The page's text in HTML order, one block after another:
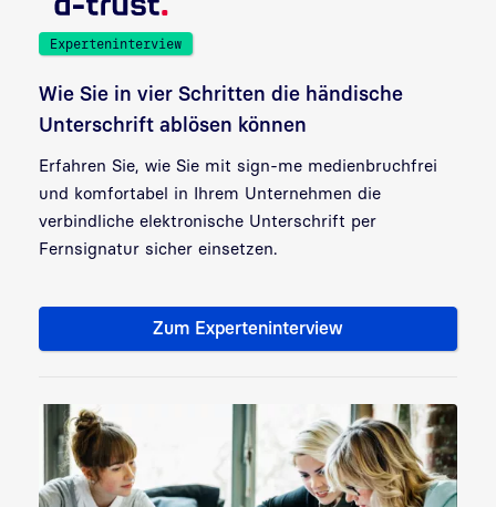
Experteninterview
Wie Sie in vier Schritten die händische
Unterschrift ablösen können
Erfahren Sie, wie Sie mit sign-me medienbruchfrei
und komfortabel in Ihrem Unternehmen die
verbindliche elektronische Unterschrift per
Fernsignatur sicher einsetzen.
Zum Experteninterview
In vier Schritten die